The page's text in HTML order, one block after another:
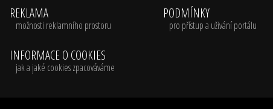
REKLAMA
možnosti reklamního prostoru
INFORMACE O COOKIES
jak a jaké cookies zpacováváme
PODMÍNKY
pro přístup a uživání portálu